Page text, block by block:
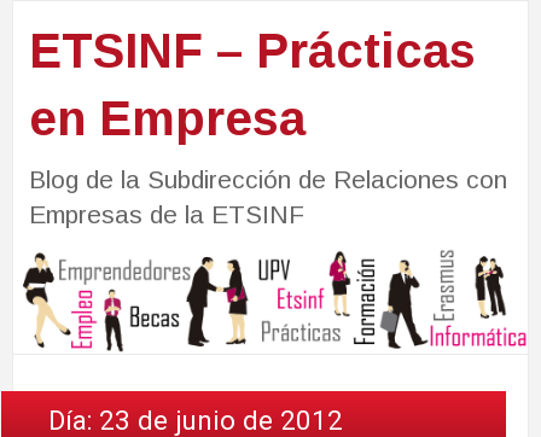
ETSINF – Prácticas
en Empresa
Blog de la Subdirección de Relaciones con
Empresas de la ETSINF
Día: 23 de junio de 2012